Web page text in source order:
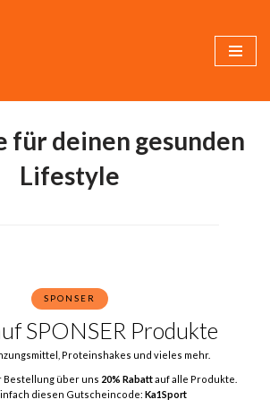
für deinen gesunden
Lifestyle
SPONSER
SPONSER Produkte
Proteinshakes und vieles mehr.
über uns 20% Rabattauf alle Produkte.
diesen Gutscheincode: Ka1Sport